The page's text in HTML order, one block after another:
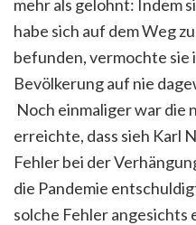
mehr als gelohnt: Indem
habe sich auf dem Weg
befunden, vermochte sie
Bevölkerung auf nie
Noch einmaliger war die
erreichte, dass sieh Karl
Fehler bei der
die Pandemie
solche Fehler angesichts